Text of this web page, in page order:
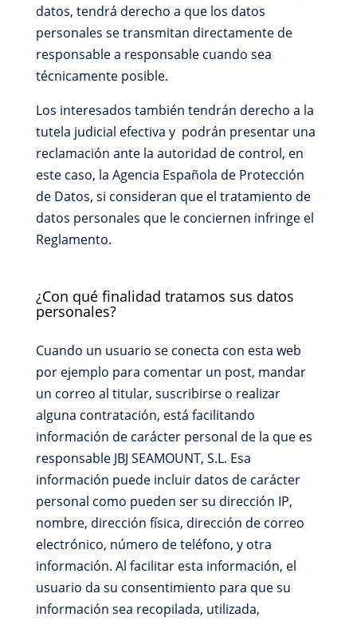
datos, tendrá derecho a que los datos
personales se transmitan directamente de
responsable a responsable cuando sea
técnicamente posible.
Los interesados también tendrán derecho a la
tutela judicial efectiva y podrán presentar una
reclamación ante la autoridad de control, en
este caso, la Agencia Española de Protección
de Datos, si consideran que el tratamiento de
datos personales que le conciernen infringe el
Reglamento.
¿Con qué finalidad tratamos sus datos
personales?
Cuando un usuario se conecta con esta web
por ejemplo para comentar un post, mandar
un correo al titular, suscribirse o realizar
alguna contratación, está facilitando
información de carácter personal de la que es
responsable JBJ SEAMOUNT, S.L. Esa
información puede incluir datos de carácter
personal como pueden ser su dirección IP,
nombre, dirección física, dirección de correo
electrónico, número de teléfono, y otra
información. Al facilitar esta información, el
usuario da su consentimiento para que su
información sea recopilada, utilizada,